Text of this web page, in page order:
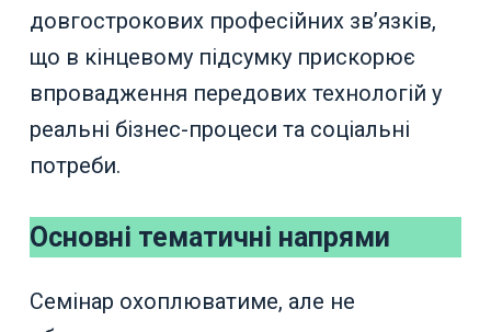
довгострокових професійних зв’язків,
що в кінцевому підсумку прискорює
впровадження передових технологій у
реальні бізнес-процеси та соціальні
потреби.
Основні тематичні напрями
Семінар охоплюватиме, але не